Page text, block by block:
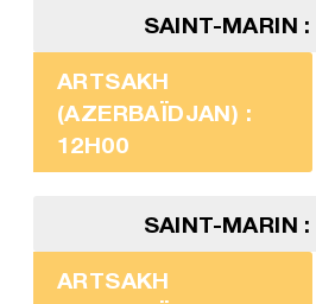
SAINT-MARIN
ARTSAKH
(AZERBAÏDJAN) :
12H00
SAINT-MARIN
ARTSAKH